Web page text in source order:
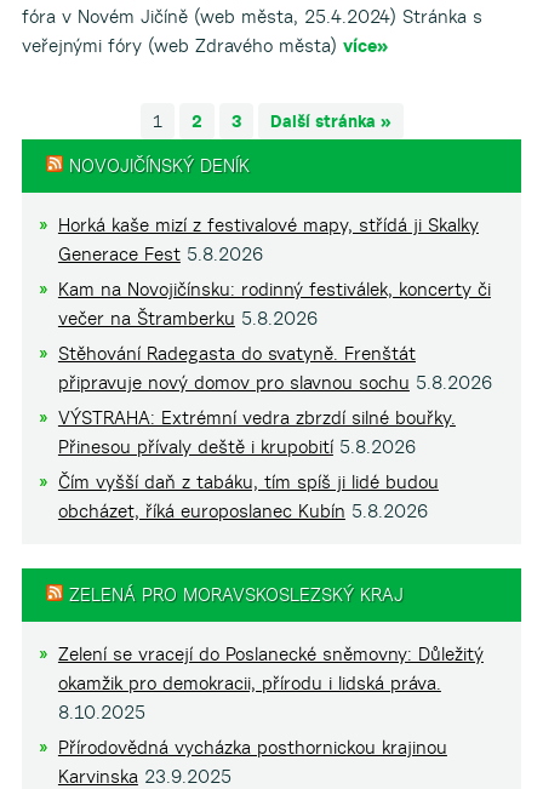
fóra v Novém Jičíně (web města, 25.4.2024) Stránka s
veřejnými fóry (web Zdravého města) více»
1 2 3 Další stránka »
NOVOJIČÍNSKÝ DENÍK
Horká kaše mizí z festivalové mapy, střídá ji Skalky
Generace Fest 5.8.2026
Kam na Novojičínsku: rodinný festiválek, koncerty či
večer na Štramberku 5.8.2026
Stěhování Radegasta do svatyně. Frenštát
připravuje nový domov pro slavnou sochu 5.8.2026
VÝSTRAHA: Extrémní vedra zbrzdí silné bouřky.
Přinesou přívaly deště i krupobití 5.8.2026
Čím vyšší daň z tabáku, tím spíš ji lidé budou
obcházet, říká europoslanec Kubín 5.8.2026
ZELENÁ PRO MORAVSKOSLEZSKÝ KRAJ
Zelení se vracejí do Poslanecké sněmovny: Důležitý
okamžik pro demokracii, přírodu i lidská práva.
8.10.2025
Přírodovědná vycházka posthornickou krajinou
Karvinska 23.9.2025